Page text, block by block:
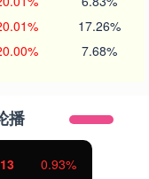
17.26%
7.68%
播
0.93%